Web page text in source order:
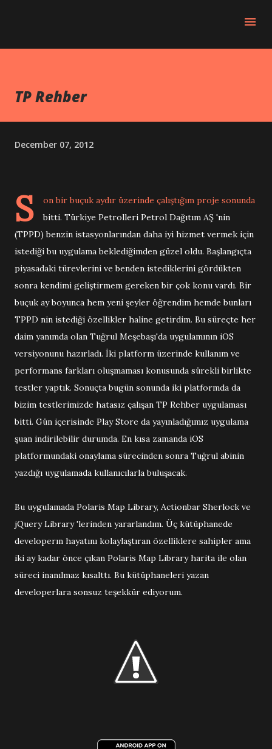
TP Rehber
December 07, 2012
S
on bir buçuk aydır üzerinde çalıştığım proje sonunda
bitti. Türkiye Petrolleri Petrol Dağıtım AŞ 'nin
(TPPD) benzin istasyonlarından daha iyi hizmet vermek için
istediği bu uygulama beklediğimden güzel oldu. Başlangıçta
piyasadaki türevlerini ve benden istediklerini gördükten
sonra kendimi geliştirmem gereken bir çok konu vardı. Bir
buçuk ay boyunca hem yeni şeyler öğrendim hemde bunları
TPPD nin istediği özellikler haline getirdim. Bu süreçte her
daim yanımda olan Tuğrul Meşebaşı'da uygulamının iOS
versiyonunu hazırladı. İki platform üzerinde kullanım ve
performans farkları oluşmaması konusunda sürekli birlikte
testler yaptık. Sonuçta bugün sonunda iki platformda da
bizim testlerimizde hatasız çalışan TP Rehber uygulaması
bitti. Gün içerisinde Play Store da yayınladığımız uygulama
şuan indirilebilir durumda. En kısa zamanda iOS
platformundaki onaylama sürecinden sonra Tuğrul abinin
yazdığı uygulamada kullanıcılarla buluşacak.
Bu uygulamada Polaris Map Library, Actionbar Sherlock ve
jQuery Library 'lerinden yararlandım. Üç kütüphanede
developerın hayatını kolaylaştıran özelliklere sahipler ama
iki ay kadar önce çıkan Polaris Map Library harita ile olan
süreci inanılmaz kısalttı. Bu kütüphaneleri yazan
developerlara sonsuz teşekkür ediyorum.